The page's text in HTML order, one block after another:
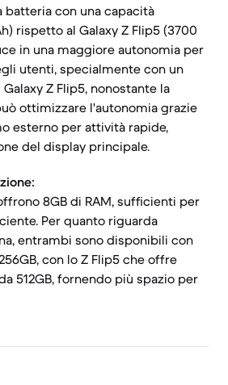
batteria con una capacità
rispetto al Galaxy Z Flip5 (3700
in una maggiore autonomia per
utenti, specialmente con un
Z Flip5, nonostante la
ottimizzare l'autonomia grazie
esterno per attività rapide,
del display principale.
8GB di RAM, sufficienti per
Per quanto riguarda
entrambi sono disponibili con
con lo Z Flip5 che offre
512GB, fornendo più spazio per